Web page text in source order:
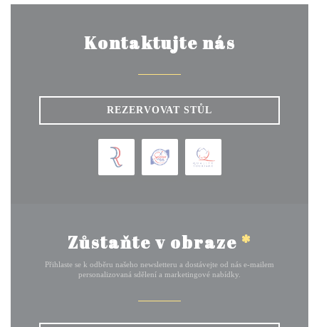
Kontaktujte nás
REZERVOVAT STŮL
Zůstaňte v obraze *
Přihlaste se k odběru našeho newsletteru a dostávejte od nás e-mailem
personalizovaná sdělení a marketingové nabídky.